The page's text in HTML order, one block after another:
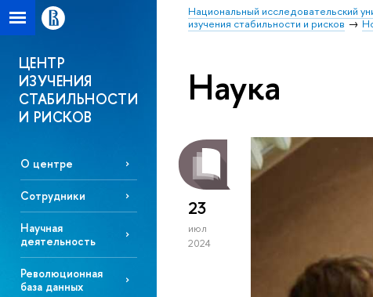
Национальный исследовательский
изучения стабильности и рисков
ЦЕНТР
ИЗУЧЕНИЯ
СТАБИЛЬНОСТИ
И РИСКОВ
О центре
Сотрудники
Научная
деятельность
Революционная
база данных
Наука
23
июл
2024